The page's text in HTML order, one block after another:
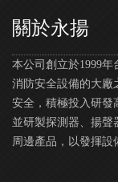
關於永揚
本公司創立於1999
消防安全設備的大廠
安全，積極投入研發
並研製探測器、揚聲
周邊產品，以發揮設